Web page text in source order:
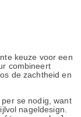
keuze voor een
combineert
de zachtheid en
se nodig, want
nageldesign.